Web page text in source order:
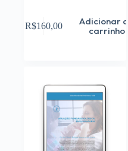
R$160,00
Adicionar
carrinho